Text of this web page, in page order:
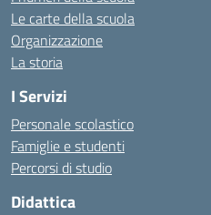
Le carte della scuola
Organizzazione
La storia
I Servizi
Personale scolastico
Famiglie e studenti
Percorsi di studio
Didattica